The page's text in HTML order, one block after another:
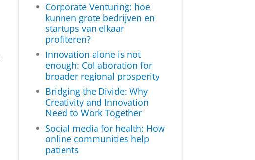
Corporate Venturing: hoe
kunnen grote bedrijven en
startups van elkaar
profiteren?
Innovation alone is not
enough: Collaboration for
broader regional prosperity
Bridging the Divide: Why
Creativity and Innovation
Need to Work Together
Social media for health: How
online communities help
patients